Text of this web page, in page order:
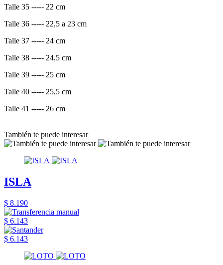
Talle 35 ----- 22 cm
Talle 36 ----- 22,5 a 23 cm
Talle 37 ----- 24 cm
Talle 38 ----- 24,5 cm
Talle 39 ----- 25 cm
Talle 40 ----- 25,5 cm
Talle 41 ----- 26 cm
También te puede interesar
ISLA
$ 8.190
$ 6.143
$ 6.143